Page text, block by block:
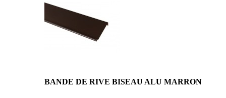
BANDE DE RIVE BISEAU ALU MARRON